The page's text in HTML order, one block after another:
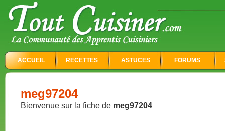
ACCUEIL RECETTES ASTUCES FORUMS
meg97204
Bienvenue sur la fiche de meg97204